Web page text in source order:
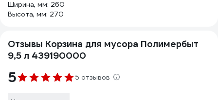
Ширина, мм: 260
Высота, мм: 270
Отзывы Корзина для мусора Полимербыт
9,5 л 439190000
5 5 отзывов